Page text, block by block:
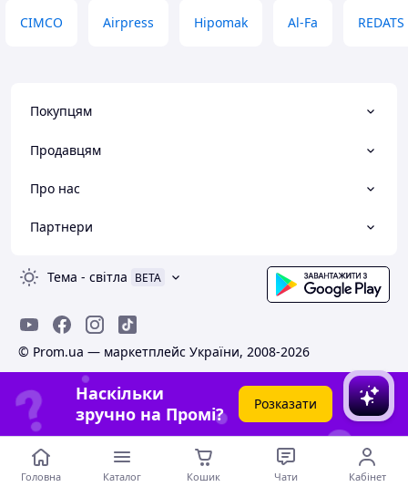
CIMCO Airpress Hipomak Al-Fa REDATS
Покупцям
Продавцям
Про нас
Партнери
Тема - світла BETA
© Prom.ua — маркетплейс України, 2008-2026
Наскільки
зручно на Промі?
Розказати
Головна Каталог Кошик Чати Кабінет